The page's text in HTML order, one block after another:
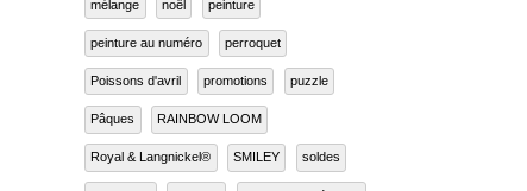
l’inventaire de vos décorations de Noël et
vous... Lire la suite
mélange noël peinture
peinture au numéro perroquet
Poissons d'avril promotions puzzle
Pâques RAINBOW LOOM
Royal & Langnickel® SMILEY soldes